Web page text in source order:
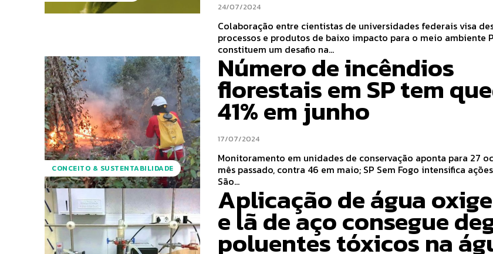
24/07/2024
Colaboração entre cientistas de universidades federais visa
processos e produtos de baixo impacto para o meio ambiente Plantas daninhas
constituem um desafio na...
CONCEITO & SUSTENTABILIDADE
Número de incêndios
florestais em SP tem
41% em junho
17/07/2024
Monitoramento em unidades de conservação aponta para 27
mês passado, contra 46 em maio; SP Sem Fogo intensifica ações O Estado de
São...
Aplicação de água
e lã de aço consegue
poluentes tóxicos na